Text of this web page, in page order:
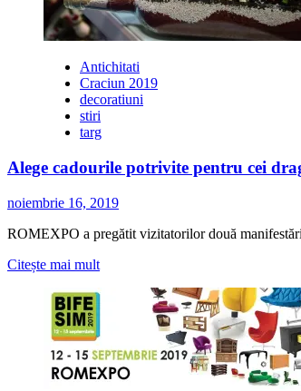
Antichitati
Craciun 2019
decoratiuni
stiri
targ
Alege cadourile potrivite pentru cei
noiembrie 16, 2019
ROMEXPO a pregătit vizitatorilor două
Citește mai multCitește
multe
potrivite
pentru